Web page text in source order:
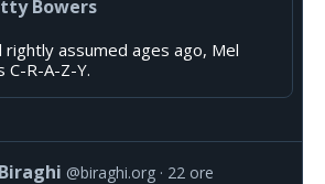
Bowers
rightly assumed ages ago, Mel
C-R-A-Z-Y.
@biraghi.org 22 ore